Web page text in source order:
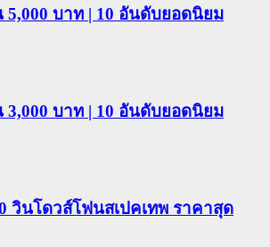
5,000 บาท | 10 อันดับยอดนิยม
3,000 บาท | 10 อันดับยอดนิยม
วินโดวส์โฟนสเปคเทพ ราคาสุด